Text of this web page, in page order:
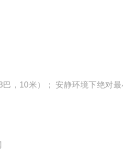
，10米）； 安静环境下绝对